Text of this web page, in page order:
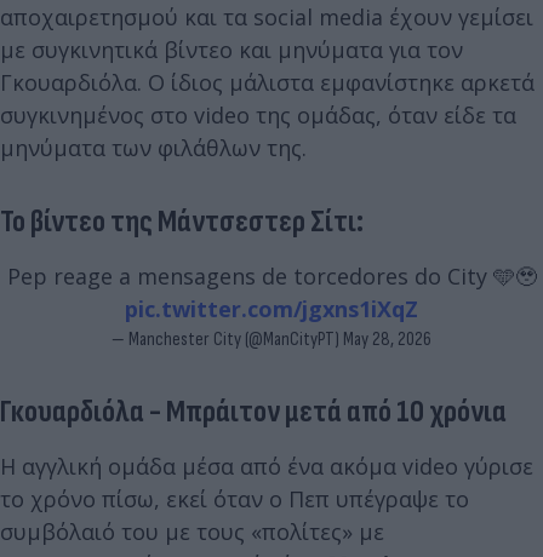
αποχαιρετησμού και τα social media έχουν γεμίσει
με συγκινητικά βίντεο και μηνύματα για τον
Γκουαρδιόλα. Ο ίδιος μάλιστα εμφανίστηκε αρκετά
συγκινημένος στο video της ομάδας, όταν είδε τα
μηνύματα των φιλάθλων της.
Το βίντεο της Μάντσεστερ Σίτι:
Pep reage a mensagens de torcedores do City 🩵🥹
pic.twitter.com/jgxns1iXqZ
— Manchester City (@ManCityPT) May 28, 2026
Γκουαρδιόλα - Μπράιτον μετά από 10 χρόνια
Η αγγλική ομάδα μέσα από ένα ακόμα video γύρισε
το χρόνο πίσω, εκεί όταν ο Πεπ υπέγραψε το
συμβόλαιό του με τους «πολίτες» με